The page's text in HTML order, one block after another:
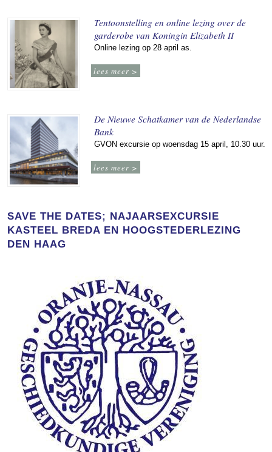
Tentoonstelling en online lezing over de
garderobe van Koningin Elizabeth II
Online lezing op 28 april as.
lees meer >
De Nieuwe Schatkamer van de Nederlandse
Bank
GVON excursie op woensdag 15 april, 10.30 uur.
lees meer >
SAVE THE DATES; NAJAARSEXCURSIE
KASTEEL BREDA EN HOOGSTEDERLEZING
DEN HAAG